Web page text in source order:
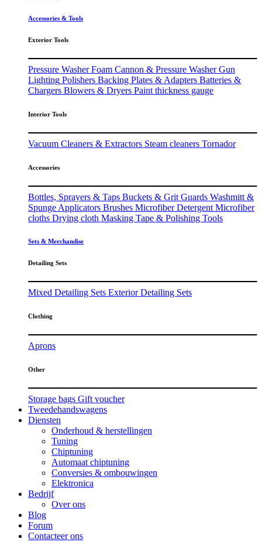
Accessories & Tools
Exterior Tools
Pressure Washer Foam Cannon & Pressure Washer Gun
Lighting Polishers Backing Plates & Adapters Batteries &
Chargers Blowers & Dryers Paint thickness gauge
Interior Tools
Vacuum Cleaners & Extractors Steam cleaners Tornador
Accessories
Bottles, Sprayers & Taps Buckets & Grit Guards Washmitt &
Spunge Applicators Brushes Microfiber Detergent Microfiber
cloths Drying cloth Masking Tape & Polishing Tools
Sets & Merchandise
Detailing Sets
Mixed Detailing Sets Exterior Detailing Sets
Clothing
Aprons
Other
Storage bags Gift voucher
Tweedehandswagens
Diensten
Onderhoud & herstellingen
Tuning
Chiptuning
Automaat chiptuning
Conversies & ombouwingen
Elektronica
Bedrijf
Over ons
Blog
Forum
Contacteer ons